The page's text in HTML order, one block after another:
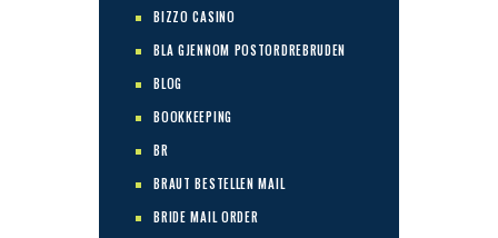
BIZZO CASINO
BLA GJENNOM POSTORDREBRUDEN
BLOG
BOOKKEEPING
BR
BRAUT BESTELLEN MAIL
BRIDE MAIL ORDER